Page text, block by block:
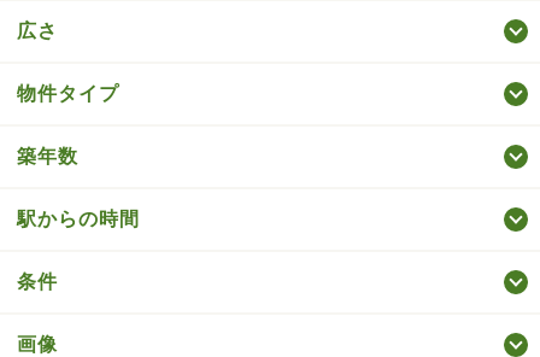
広さ
物件タイプ
築年数
駅からの時間
条件
画像